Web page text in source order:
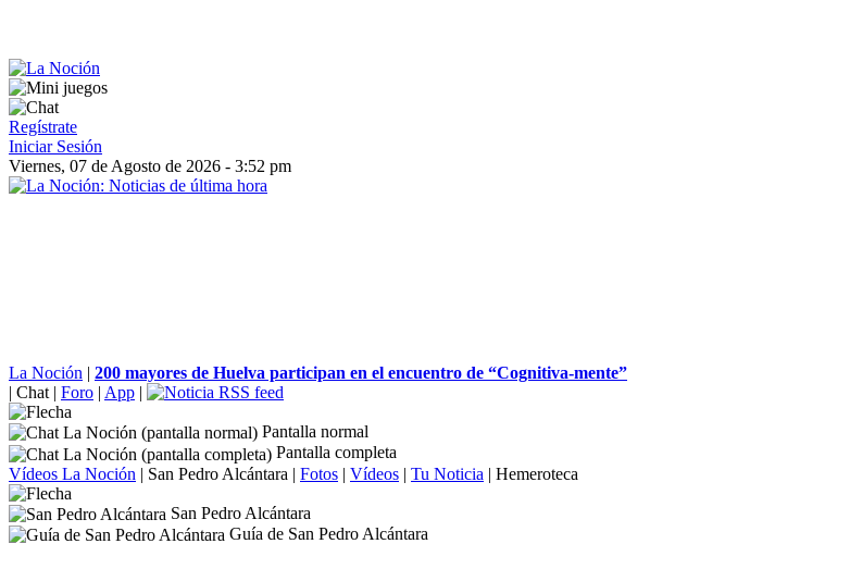
Regístrate
Iniciar Sesión
Viernes, 07 de Agosto de 2026 - 3:52 pm
La Noción | 200 mayores de Huelva participan en el encuentro de “Cognitiva-mente”
| Chat | Foro | App |
Pantalla normal
Pantalla completa
Vídeos La Noción | San Pedro Alcántara | Fotos | Vídeos | Tu Noticia | Hemeroteca
San Pedro Alcántara
Guía de San Pedro Alcántara